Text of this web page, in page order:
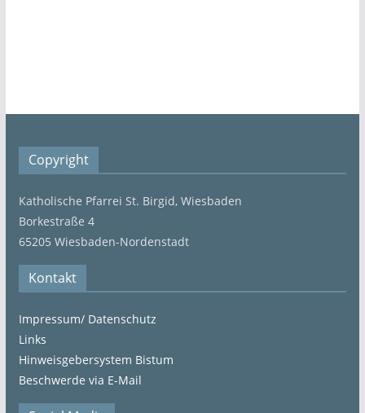
Copyright
Katholische Pfarrei St. Birgid, Wiesbaden
Borkestraße 4
65205 Wiesbaden-Nordenstadt
Kontakt
Impressum/ Datenschutz
Links
Hinweisgebersystem Bistum
Beschwerde via E-Mail